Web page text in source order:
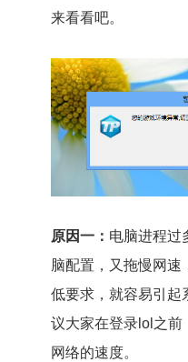
来看看吧。
原因一： 电脑进程过
脑配置，又拖慢网速
低要求，就容易引起
议大家在登录lol之前
网络的速度。